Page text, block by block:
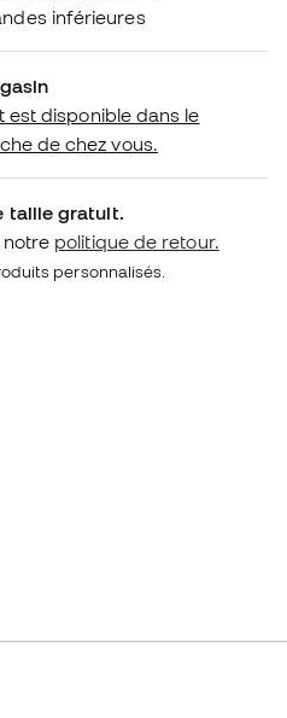
inférieures
est disponible dans le
de chez vous.
taille gratuit.
notre politique de retour.
personnalisés.